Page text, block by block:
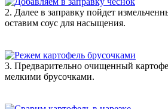
2. Далее в заправку пойдет
оставим соус для насыщения.
3. Предварительно очищенный
мелкими брусочками.